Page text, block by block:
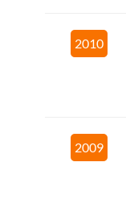
2010
2009